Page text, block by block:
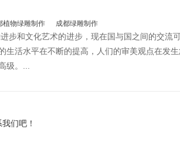
植物绿雕制作 成都绿雕制作
步和文化艺术的进步，现在国与国之间的交流
活水平在不断的提高，人们的审美观点在发生
级。...
们吧！